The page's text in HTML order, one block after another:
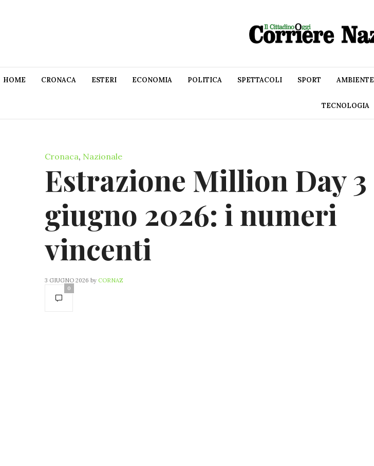
HOME CRONACA ESTERI ECONOMIA POLITICA SPETTACOLI SPORT AMBIENTE
TECNOLOGIA
Cronaca, Nazionale
Estrazione Million Day 3
giugno 2026: i numeri
vincenti
3 GIUGNO 2026 by CORNAZ
0